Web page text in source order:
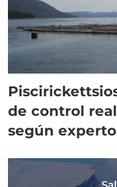
de control
según